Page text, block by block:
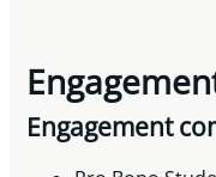
Engagement